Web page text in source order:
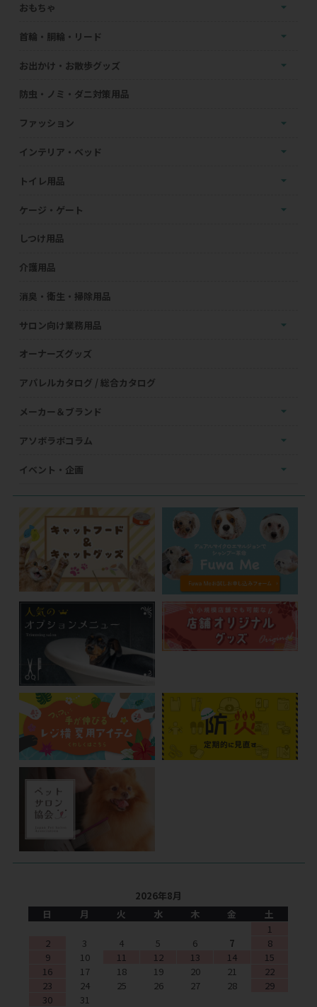
おもちゃ
首輪・胴輪・リード
お出かけ・お散歩グッズ
防虫・ノミ・ダニ対策用品
ファッション
インテリア・ベッド
トイレ用品
ケージ・ゲート
しつけ用品
介護用品
消臭・衛生・掃除用品
サロン向け業務用品
オーナーズグッズ
アパレルカタログ / 総合カタログ
メーカー＆ブランド
アソボラボコラム
イベント・企画
2026年8月
日
月 火 水 木 金
土
1
2
3 4 5 6 7
8
9
10 11 12 13 14
15
16
17 18 19 20 21
22
23
24 25 26 27 28
29
30
31